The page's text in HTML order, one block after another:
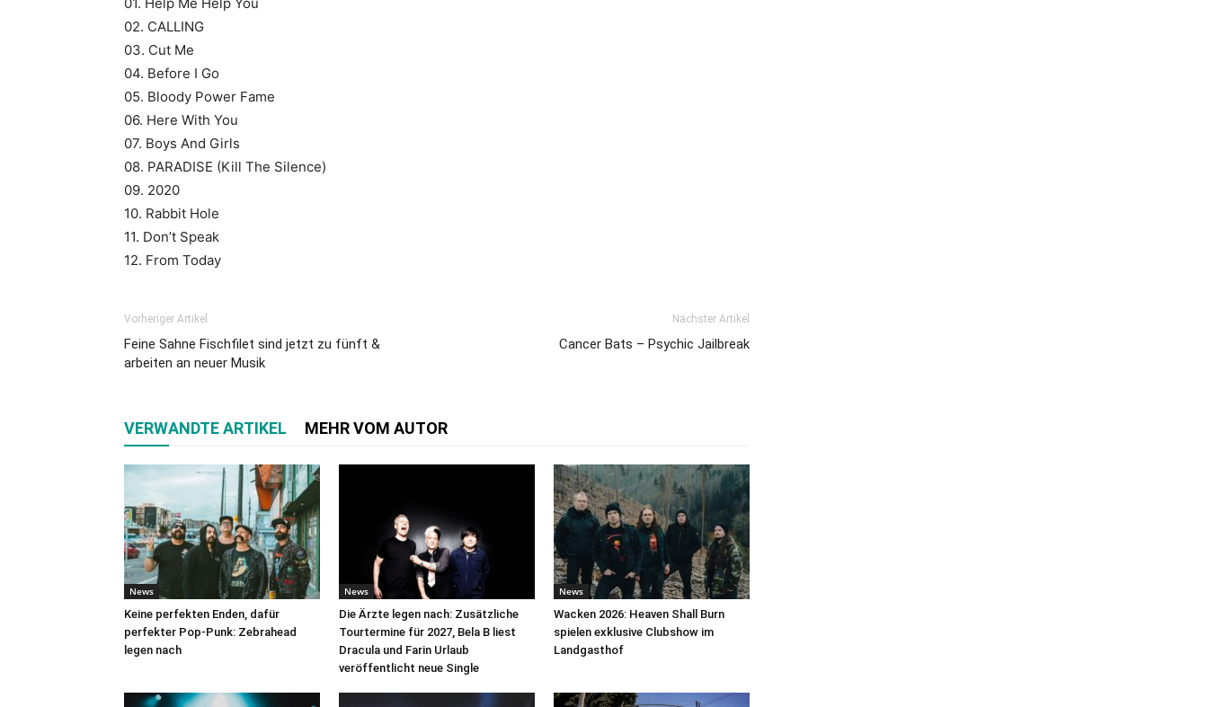
01. Help Me Help You
02. CALLING
03. Cut Me
04. Before I Go
05. Bloody Power Fame
06. Here With You
07. Boys And Girls
08. PARADISE (Kill The Silence)
09. 2020
10. Rabbit Hole
11. Don’t Speak
12. From Today
Vorheriger Artikel
Feine Sahne Fischfilet sind jetzt zu fünft &
arbeiten an neuer Musik
Nächster Artikel
Cancer Bats – Psychic Jailbreak
VERWANDTE ARTIKEL MEHR VOM AUTOR
News
Keine perfekten Enden, dafür
perfekter Pop-Punk: Zebrahead
legen nach
News
Die Ärzte legen nach: Zusätzliche
Tourtermine für 2027, Bela B liest
Dracula und Farin Urlaub
veröffentlicht neue Single
News
Wacken 2026: Heaven Shall Burn
spielen exklusive Clubshow im
Landgasthof